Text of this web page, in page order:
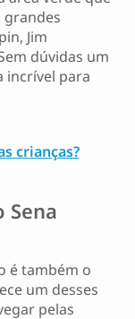
grandes
Jim
dúvidas um
incrível para
crianças?
Sena
é também o
um desses
pelas